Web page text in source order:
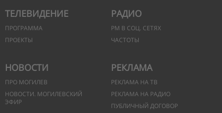
ТЕЛЕВИДЕНИЕ
ПРОГРАММА
ПРОЕКТЫ
РАДИО
РМ В СОЦ. СЕТЯХ
ЧАСТОТЫ
НОВОСТИ
ПРО МОГИЛЕВ
НОВОСТИ. МОГИЛЕВСКИЙ
ЭФИР
РЕКЛАМА
РЕКЛАМА НА ТВ
РЕКЛАМА НА РАДИО
ПУБЛИЧНЫЙ ДОГОВОР